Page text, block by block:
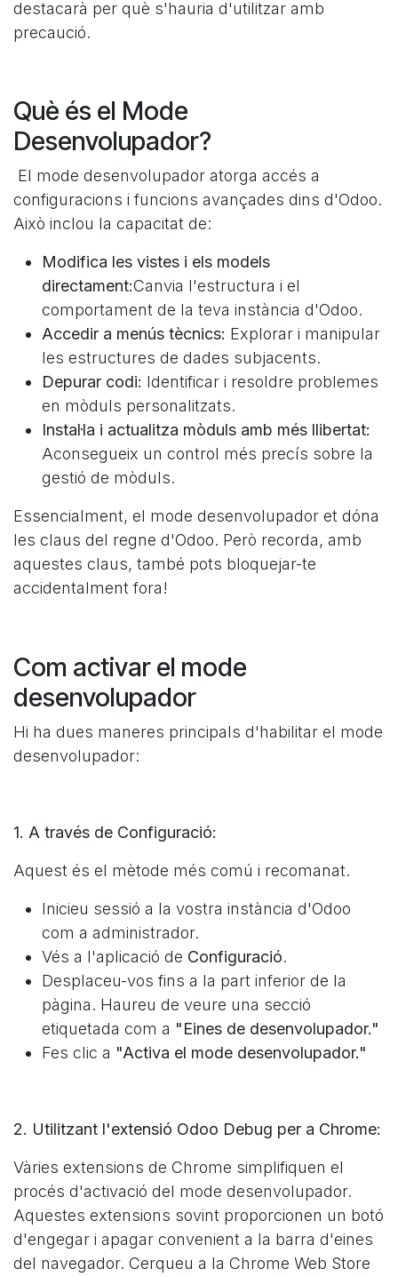
destacarà per què s'hauria d'utilitzar amb
precaució.
Què és el Mode
Desenvolupador?
El mode desenvolupador atorga accés a
configuracions i funcions avançades dins d'Odoo.
Això inclou la capacitat de:
Modifica les vistes i els models
directament:Canvia l'estructura i el
comportament de la teva instància d'Odoo.
Accedir a menús tècnics: Explorar i manipular
les estructures de dades subjacents.
Depurar codi: Identificar i resoldre problemes
en mòduls personalitzats.
Instal·la i actualitza mòduls amb més llibertat:
Aconsegueix un control més precís sobre la
gestió de mòduls.
Essencialment, el mode desenvolupador et dóna
les claus del regne d'Odoo. Però recorda, amb
aquestes claus, també pots bloquejar-te
accidentalment fora!
Com activar el mode
desenvolupador
Hi ha dues maneres principals d'habilitar el mode
desenvolupador:
1. A través de Configuració:
Aquest és el mètode més comú i recomanat.
Inicieu sessió a la vostra instància d'Odoo
com a administrador.
Vés a l'aplicació de Configuració.
Desplaceu-vos fins a la part inferior de la
pàgina. Haureu de veure una secció
etiquetada com a "Eines de desenvolupador."
Fes clic a "Activa el mode desenvolupador."
2. Utilitzant l'extensió Odoo Debug per a Chrome:
Vàries extensions de Chrome simplifiquen el
procés d'activació del mode desenvolupador.
Aquestes extensions sovint proporcionen un botó
d'engegar i apagar convenient a la barra d'eines
del navegador. Cerqueu a la Chrome Web Store